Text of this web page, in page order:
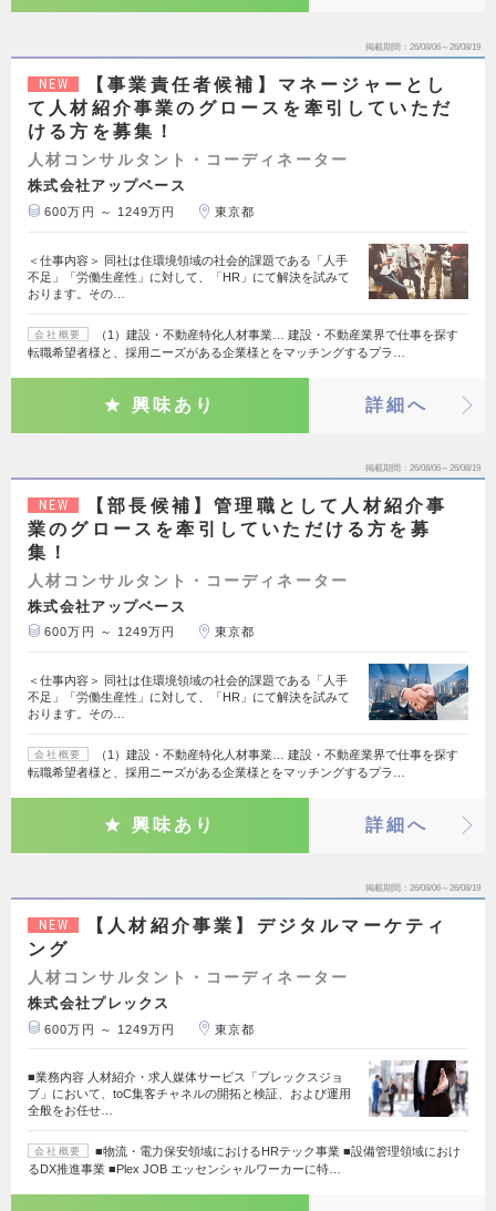
掲載期間 26/08/06～26/08/19
NEW
【事業責任者候補】マネージャーとし
て人材紹介事業のグロースを牽引していただ
ける方を募集！
人材コンサルタント・コーディネーター
株式会社アップベース
600万円 ～ 1249万円 東京都
＜仕事内容＞ 同社は住環境領域の社会的課題である「人手
不足」「労働生産性」に対して、「HR」にて解決を試みて
おります。その…
会社概要
（1）建設・不動産特化人材事業… 建設・不動産業界で仕事を探す
転職希望者様と、採用ニーズがある企業様とをマッチングするプラ…
興味あり 詳細へ
掲載期間 26/08/06～26/08/19
NEW
【部長候補】管理職として人材紹介事
業のグロースを牽引していただける方を募
集！
人材コンサルタント・コーディネーター
株式会社アップベース
600万円 ～ 1249万円 東京都
＜仕事内容＞ 同社は住環境領域の社会的課題である「人手
不足」「労働生産性」に対して、「HR」にて解決を試みて
おります。その…
会社概要
（1）建設・不動産特化人材事業… 建設・不動産業界で仕事を探す
転職希望者様と、採用ニーズがある企業様とをマッチングするプラ…
興味あり 詳細へ
掲載期間 26/08/06～26/08/19
NEW
【人材紹介事業】デジタルマーケティ
ング
人材コンサルタント・コーディネーター
株式会社プレックス
600万円 ～ 1249万円 東京都
■業務内容 人材紹介・求人媒体サービス「プレックスジョ
ブ」において、toC集客チャネルの開拓と検証、および運用
全般をお任せ…
会社概要
■物流・電力保安領域におけるHRテック事業 ■設備管理領域におけ
るDX推進事業 ■Plex JOB エッセンシャルワーカーに特…